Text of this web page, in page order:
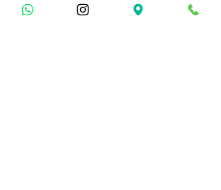
planos alimentares personalizados,